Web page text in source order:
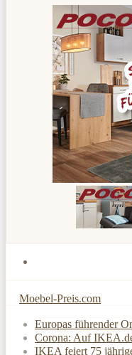
Moebel-Preis.com
Europas führender
Corona: Auf
IKEA feiert 75